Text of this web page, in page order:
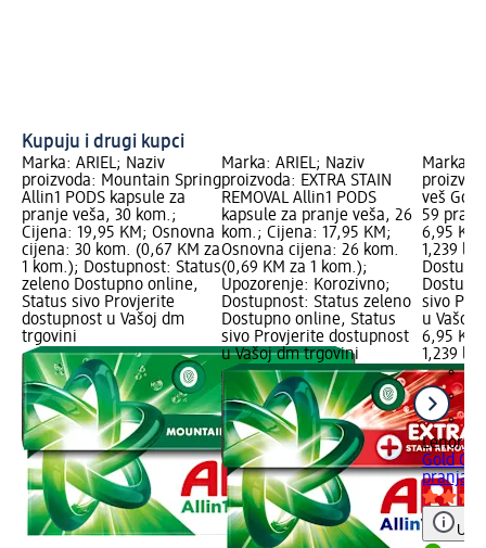
Kupuju i drugi kupci
Marka: ARIEL; Naziv
proizvoda: Mountain Spring
Allin1 PODS kapsule za
pranje veša, 30 kom.;
Cijena: 19,95 KM; Osnovna
cijena: 30 kom. (0,67 KM za
1 kom.); Dostupnost: Status
zeleno Dostupno online,
Status sivo Provjerite
dostupnost u Vašoj dm
trgovini
Marka: ARIEL; Naziv
proizvoda: EXTRA STAIN
REMOVAL Allin1 PODS
kapsule za pranje veša, 26
kom.; Cijena: 17,95 KM;
Osnovna cijena: 26 kom.
(0,69 KM za 1 kom.);
Upozorenje: Korozivno;
Dostupnost: Status zeleno
Dostupno online, Status
sivo Provjerite dostupnost
u Vašoj dm trgovini
Marka:
veš
59
6,95
1,239 l
sivo
u Vašoj
6,95 KM
1,239 l
Lenor
Gold
pranja,